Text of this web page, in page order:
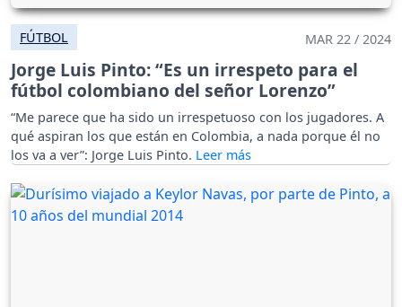
FÚTBOL MAR 22 / 2024
Jorge Luis Pinto: “Es un irrespeto para el
fútbol colombiano del señor Lorenzo”
“Me parece que ha sido un irrespetuoso con los jugadores. A
qué aspiran los que están en Colombia, a nada porque él no
los va a ver”: Jorge Luis Pinto.